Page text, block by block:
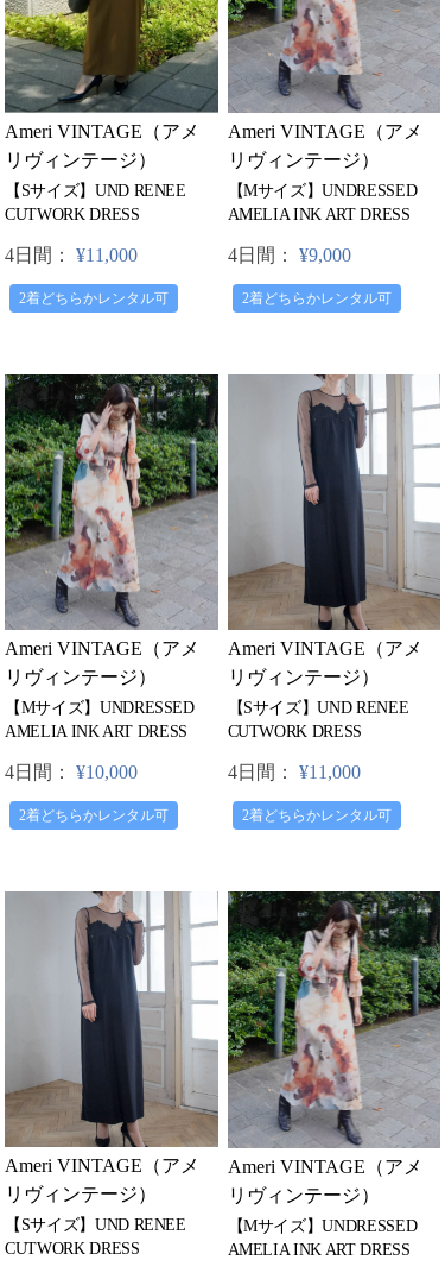
Ameri VINTAGE（アメ
リヴィンテージ）
【Sサイズ】UND RENEE
CUTWORK DRESS
4日間： ¥11,000
2着どちらかレンタル可
Ameri VINTAGE（アメ
リヴィンテージ）
【Mサイズ】UNDRESSED
AMELIA INK ART DRESS
4日間： ¥9,000
2着どちらかレンタル可
Ameri VINTAGE（アメ
リヴィンテージ）
【Mサイズ】UNDRESSED
AMELIA INK ART DRESS
4日間： ¥10,000
2着どちらかレンタル可
Ameri VINTAGE（アメ
リヴィンテージ）
【Sサイズ】UND RENEE
CUTWORK DRESS
4日間： ¥11,000
2着どちらかレンタル可
Ameri VINTAGE（アメ
リヴィンテージ）
【Sサイズ】UND RENEE
CUTWORK DRESS
Ameri VINTAGE（アメ
リヴィンテージ）
【Mサイズ】UNDRESSED
AMELIA INK ART DRESS